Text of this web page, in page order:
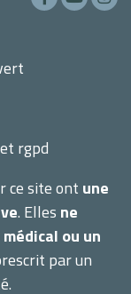
rgpd
ce site ont une
. Elles ne
ou un
par un